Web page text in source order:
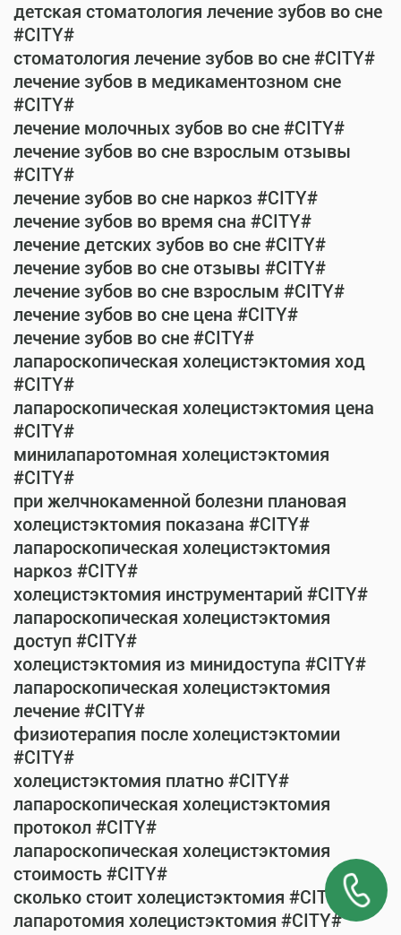
детская стоматология лечение зубов во сне
#CITY#
стоматология лечение зубов во сне #CITY#
лечение зубов в медикаментозном сне
#CITY#
лечение молочных зубов во сне #CITY#
лечение зубов во сне взрослым отзывы
#CITY#
лечение зубов во сне наркоз #CITY#
лечение зубов во время сна #CITY#
лечение детских зубов во сне #CITY#
лечение зубов во сне отзывы #CITY#
лечение зубов во сне взрослым #CITY#
лечение зубов во сне цена #CITY#
лечение зубов во сне #CITY#
лапароскопическая холецистэктомия ход
#CITY#
лапароскопическая холецистэктомия цена
#CITY#
минилапаротомная холецистэктомия
#CITY#
при желчнокаменной болезни плановая
холецистэктомия показана #CITY#
лапароскопическая холецистэктомия
наркоз #CITY#
холецистэктомия инструментарий #CITY#
лапароскопическая холецистэктомия
доступ #CITY#
холецистэктомия из минидоступа #CITY#
лапароскопическая холецистэктомия
лечение #CITY#
физиотерапия после холецистэктомии
#CITY#
холецистэктомия платно #CITY#
лапароскопическая холецистэктомия
протокол #CITY#
лапароскопическая холецистэктомия
стоимость #CITY#
сколько стоит холецистэктомия #CITY#
лапаротомия холецистэктомия #CITY#